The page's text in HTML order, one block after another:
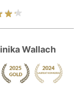
Wallach